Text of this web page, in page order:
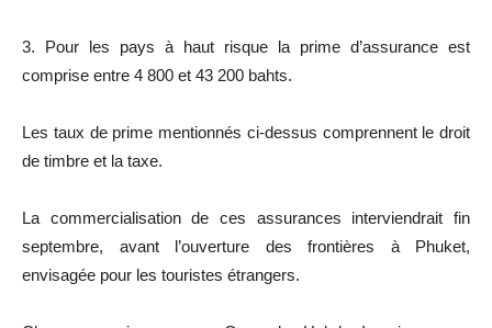
3. Pour les pays à haut risque la prime d’assurance est
comprise entre 4 800 et 43 200 bahts.
Les taux de prime mentionnés ci-dessus comprennent le droit
de timbre et la taxe.
La commercialisation de ces assurances interviendrait fin
septembre, avant l’ouverture des frontières à Phuket,
envisagée pour les touristes étrangers.